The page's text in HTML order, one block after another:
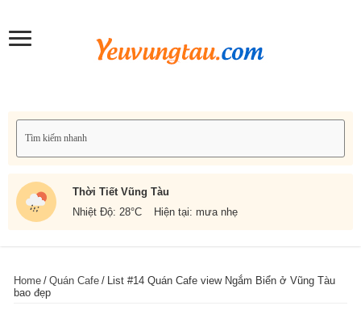
Thời Tiết Vũng Tàu
Nhiệt Độ: 28°C Hiện tại: mưa nhẹ
Home / Quán Cafe / List #14 Quán Cafe view Ngắm Biển ở Vũng Tàu
bao đẹp